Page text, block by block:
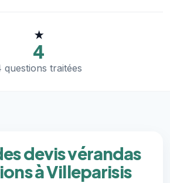
★
4
questions traitées
devis vérandas
à Villeparisis